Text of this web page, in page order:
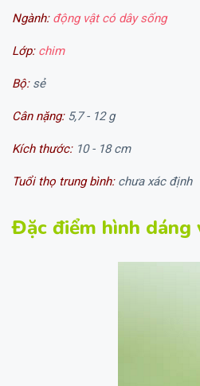
Ngành: động vật có dây sống
Lớp: chim
Bộ:sẻ
Cân nặng:5,7 - 12 g
Kích thước:10 - 18 cm
Tuổi thọ trung bình:chưa xác định
Đặc điểm hình dáng